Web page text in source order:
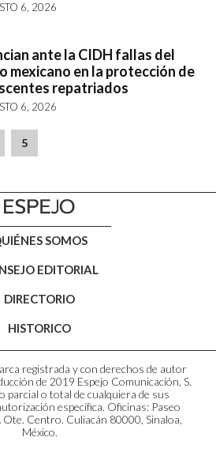
6, 2026
ante la CIDH fallas del
mexicano en la protección de
repatriados
6, 2026
5
SOMOS
EDITORIAL
DIRECTORIO
HISTORICO
registrada y con derechos de autor
de 2019 Espejo Comunicación, S.
parcial o total de cualquiera de sus
específica. Oficinas: Paseo
Centro. Culiacán 80000, Sinaloa,
México.